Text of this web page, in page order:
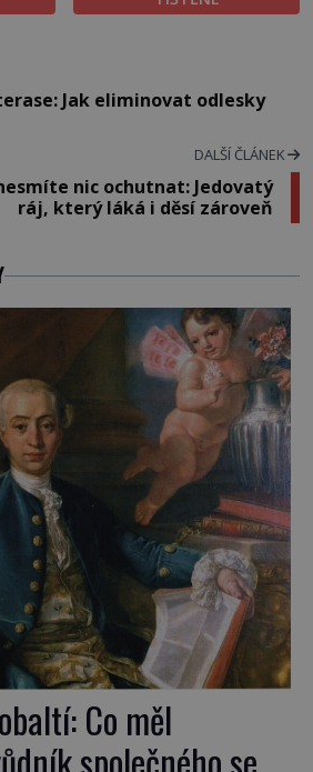
Jak eliminovat odlesky
DALŠÍ ČLÁNEK
nic ochutnat: Jedovatý
ráj, který láká i děsí zároveň
Co měl
společného se